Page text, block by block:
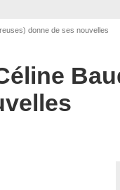
donne de ses nouvelles